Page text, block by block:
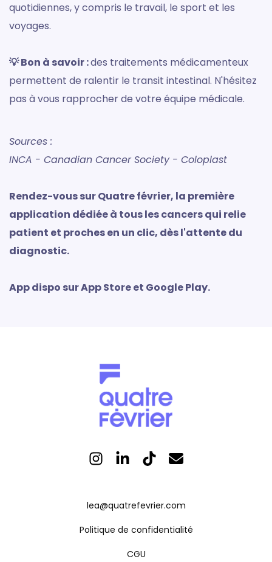
quotidiennes, y compris le travail, le sport et les
voyages.
💡 Bon à savoir :des traitements médicamenteux
permettent de ralentir le transit intestinal. N'hésitez
pas à vous rapprocher de votre équipe médicale.
Sources :
INCA - Canadian Cancer Society - Coloplast
Rendez-vous sur Quatre février, la première
application dédiée à tous les cancers qui relie
patient et proches en un clic, dès l'attente du
diagnostic.
App dispo sur App Store et Google Play.
lea@quatrefevrier.com
Politique de confidentialité
CGU